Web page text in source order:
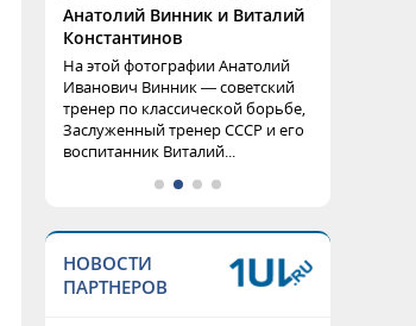
Анатолий Винник и Виталий
Константинов
На этой фотографии Анатолий
Иванович Винник — советский
тренер по классической борьбе,
Заслуженный тренер СССР и его
воспитанник Виталий...
НОВОСТИ
ПАРТНЕРОВ